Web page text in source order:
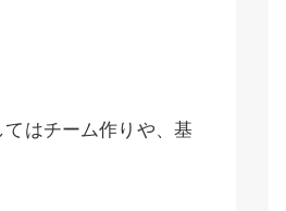
はチーム作りや、基